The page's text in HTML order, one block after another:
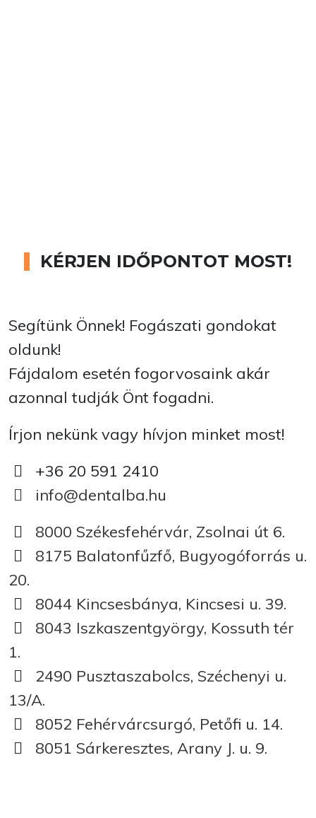
KÉRJEN IDŐPONTOT MOST!
Segítünk Önnek! Fogászati gondokat
oldunk!
Fájdalom esetén fogorvosaink akár
azonnal tudják Önt fogadni.
Írjon nekünk vagy hívjon minket most!
+36 20 591 2410
info@dentalba.hu
8000 Székesfehérvár, Zsolnai út 6.
8175 Balatonfűzfő, Bugyogóforrás u.
20.
8044 Kincsesbánya, Kincsesi u. 39.
8043 Iszkaszentgyörgy, Kossuth tér
1.
2490 Pusztaszabolcs, Széchenyi u.
13/A.
8052 Fehérvárcsurgó, Petőfi u. 14.
8051 Sárkeresztes, Arany J. u. 9.